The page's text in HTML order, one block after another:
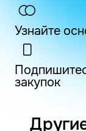
Узнайте
закупок